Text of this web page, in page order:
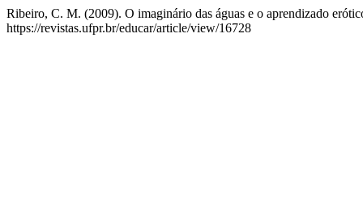
Ribeiro, C. M. (2009). O imaginário das águas e o aprendizado
https://revistas.ufpr.br/educar/article/view/16728